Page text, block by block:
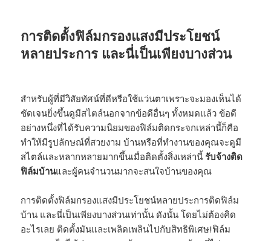
การติดตั้งฟิล์มกรองแสงมีประโยชน์
หลายประการ และนี่เป็นเพียงบางส่วน
สำหรับผู้ที่มีวิสัยทัศน์ที่ดีหรือใช้แว่นตาเพราะจะมองเห็นได้
ชัดเจนยิ่งขึ้นดูมีสไตล์นอกจากข้อดีอื่นๆ ทั้งหมดแล้ว ข้อดี
อย่างหนึ่งที่ได้รับความนิยมของฟิล์มติดกระจกเหล่านี้ก็คือ
ทำให้มีรูปลักษณ์ที่สวยงาม บ้านหรือที่ทำงานของคุณจะดูมี
สไตล์และหลากหลายมากขึ้นเมื่อติดตั้งสิ่งเหล่านี้รับจ้างติด
ฟิล์มบ้านและผู้คนจำนวนมากจะสนใจบ้านของคุณ
การติดตั้งฟิล์มกรองแสงมีประโยชน์หลายประการติดฟิล์ม
บ้าน และนี่เป็นเพียงบางส่วนเท่านั้น ดังนั้น โดยไม่ต้องคิด
อะไรเลย ติดตั้งมันและเพลิดเพลินไปกับสิทธิพิเศษ!ฟิล์ม